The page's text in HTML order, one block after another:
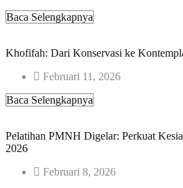
Baca Selengkapnya
Khofifah: Dari Konservasi ke
Februari 11, 2026
Baca Selengkapnya
Pelatihan PMNH Digelar: Perkuat
2026
Februari 8, 2026